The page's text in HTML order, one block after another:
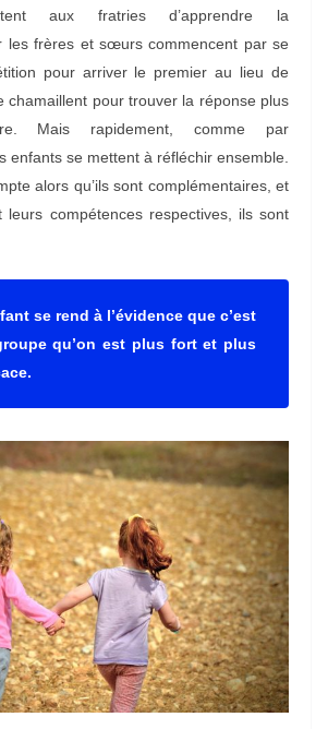
aux fratries d’apprendre la
les frères et sœurs commencent par se
pour arriver le premier au lieu de
chamaillent pour trouver la réponse plus
Mais rapidement, comme par
enfants se mettent à réfléchir ensemble.
alors qu’ils sont complémentaires, et
leurs compétences respectives, ils sont
se rend à l’évidence que c’est
qu’on est plus fort et plus